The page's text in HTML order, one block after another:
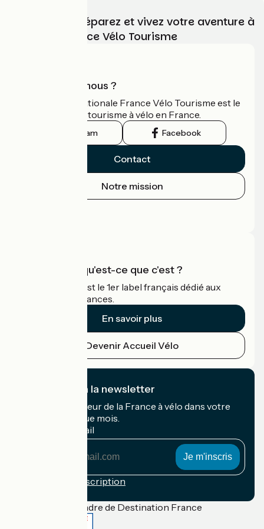
Choisissez, préparez et vivez votre aventure à
vélo avec France Vélo Tourisme
Qui sommes-nous ?
L'association nationale France Vélo Tourisme est le
guide officiel du tourisme à vélo en France.
Instagram Facebook
Contact
Notre mission
Accueil Vélo qu'est-ce que c'est ?
Accueil Vélo c'est le 1er label français dédié aux
cyclistes en vacances.
En savoir plus
Devenir Accueil Vélo
Je m'abonne à la newsletter
Recevez le meilleur de la France à vélo dans votre
boîte mail chaque mois.
Mon adresse mail
Conditions d'inscription
Financé dans le cadre de Destination France